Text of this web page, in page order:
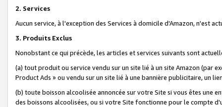
2. Services
Aucun service, à l'exception des Services à domicile d'Amazon, n'est
3. Produits Exclus
Nonobstant ce qui précède, les articles et services suivants sont
(a) tout produit ou service vendu sur un site lié à un site Amazon (par
Product Ads » ou vendu sur un site lié à une bannière publicitaire, un
(b) toute boisson alcoolisée annoncée sur votre Site si vous êtes une
des boissons alcoolisées, ou si votre Site fonctionne pour le compte